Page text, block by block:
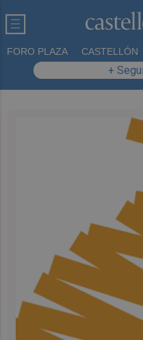
FORO PLAZA CASTELLÓN
+